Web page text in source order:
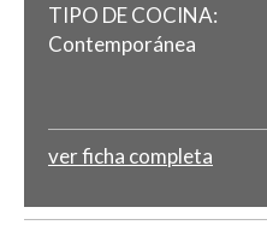
TIPO DE COCINA:
Contemporánea
ver ficha completa